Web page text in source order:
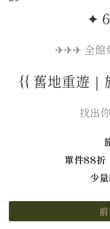
✦
✈︎✈︎✈︎ 全館
{{ 舊地重遊｜
找出
單件88折
少